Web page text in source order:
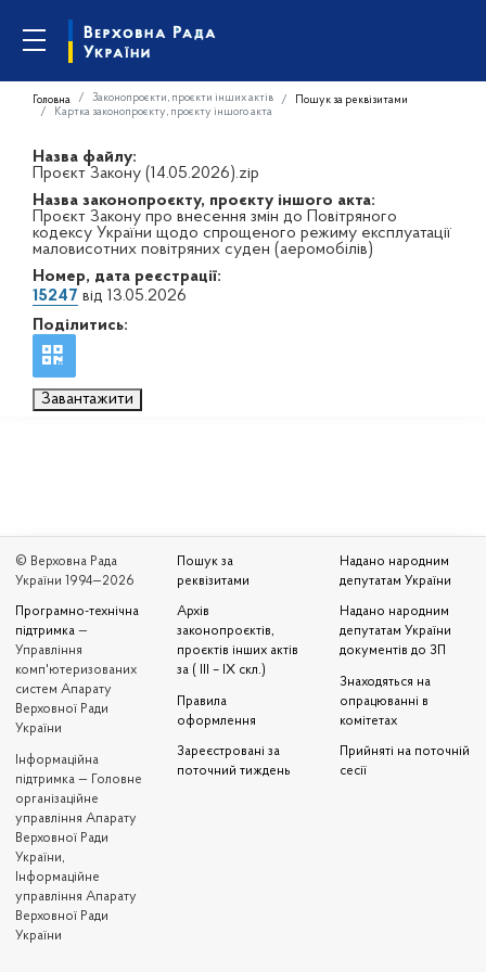
Головна Законопроєкти, проєкти інших актів
Пошук за реквізитами
Картка законопроєкту, проєкту іншого акта
Назва файлу:
Проєкт Закону (14.05.2026).zip
Назва законопроєкту, проєкту іншого акта:
Проєкт Закону про внесення змін до Повітряного
кодексу України щодо спрощеного режиму експлуатації
маловисотних повітряних суден (аеромобілів)
Номер, дата реєстрації:
15247 від 13.05.2026
Поділитись:
Завантажити
© Верховна Рада
України 1994—2026
Програмно-технічна
підтримка —
Управління
комп'ютеризованих
систем Апарату
Верховної Ради
України
Iнформаційна
підтримка — Головне
організаційне
управління Апарату
Верховної Ради
України,
Інформаційне
управління Апарату
Верховної Ради
України
Пошук за
реквізитами
Архів
законопроєктів,
проєктів інших актів
за ( III – IX скл.)
Правила
оформлення
Зареєстровані за
поточний тиждень
Надано народним
депутатам України
Надано народним
депутатам України
документів до ЗП
Знаходяться на
опрацюванні в
комітетах
Прийняті на поточній
сесії